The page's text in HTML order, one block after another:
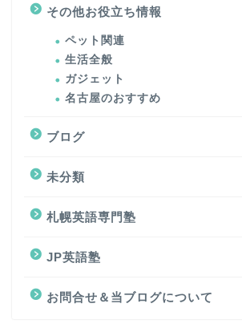
その他お役立ち情報
ペット関連
生活全般
ガジェット
名古屋のおすすめ
ブログ
未分類
札幌英語専門塾
JP英語塾
お問合せ＆当ブログについて